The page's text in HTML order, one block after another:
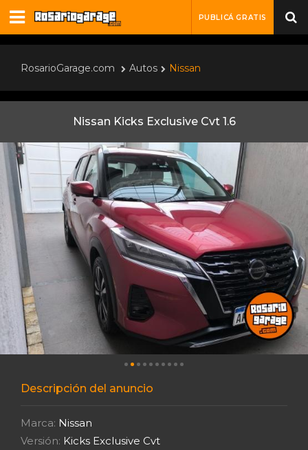
PUBLICÁ GRATIS
RosarioGarage.com Autos Nissan
Nissan Kicks Exclusive Cvt 1.6
Descripción del anuncio
Marca: Nissan
Versión: Kicks Exclusive Cvt